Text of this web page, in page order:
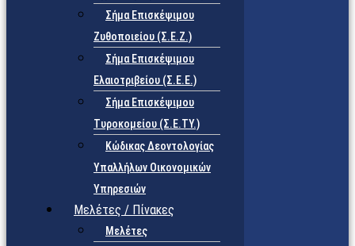
Σήμα Επισκέψιμου
Ζυθοποιείου (Σ.Ε.Ζ.)
Σήμα Επισκέψιμου
Ελαιοτριβείου (Σ.Ε.Ε.)
Σήμα Επισκέψιμου
Τυροκομείου (Σ.Ε.TY.)
Κώδικας Δεοντολογίας
Υπαλλήλων Οικονομικών
Υπηρεσιών
Μελέτες / Πίνακες
Μελέτες